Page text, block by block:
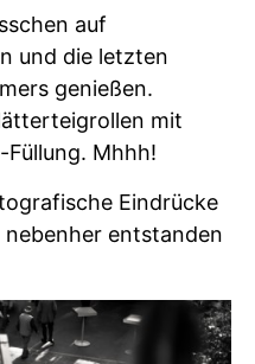
auf
und die letzten
genießen.
mit
Füllung. Mhhh!
Eindrücke
entstanden